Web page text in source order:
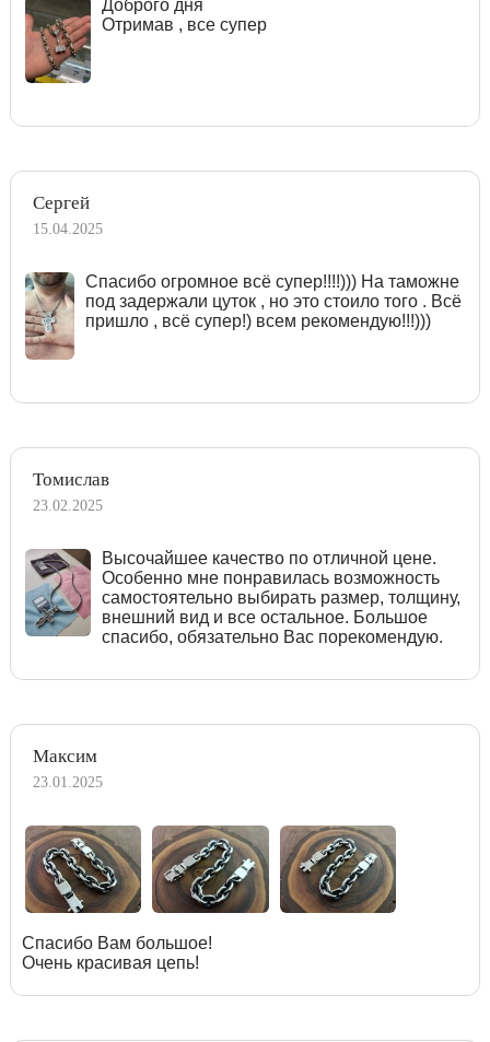
Доброго дня
Отримав , все супер
Сергей
15.04.2025
Спасибо огромное всё супер!!!!))) На таможне
под задержали цуток , но это стоило того . Всё
пришло , всё супер!) всем рекомендую!!!)))
Томислав
23.02.2025
Высочайшее качество по отличной цене.
Особенно мне понравилась возможность
самостоятельно выбирать размер, толщину,
внешний вид и все остальное. Большое
спасибо, обязательно Вас порекомендую.
Максим
23.01.2025
Спасибо Вам большое!
Очень красивая цепь!